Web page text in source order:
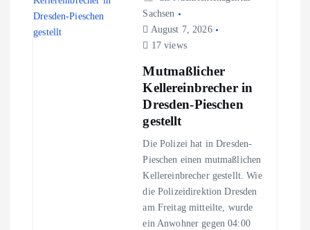
s
Sachsen
August 7, 2026
17 views
Mutmaßlicher
Kellereinbrecher in
Dresden-Pieschen
gestellt
Die Polizei hat in Dresden-
Pieschen einen mutmaßlichen
Kellereinbrecher gestellt. Wie
die Polizeidirektion Dresden
am Freitag mitteilte, wurde
ein Anwohner gegen 04:00